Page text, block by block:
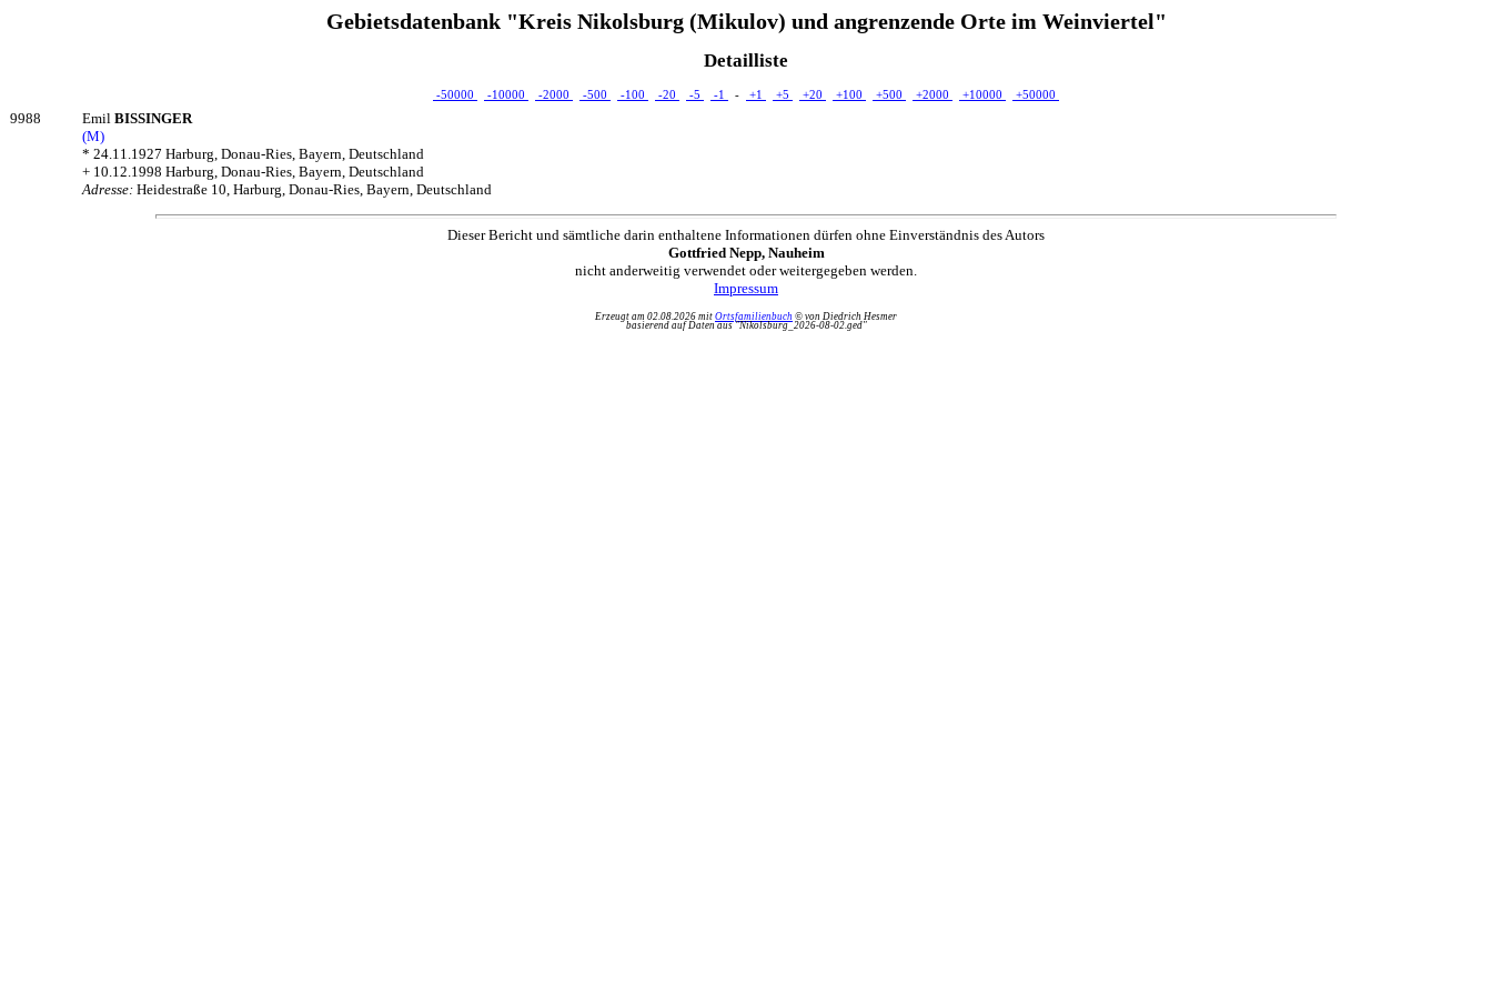
Gebietsdatenbank "Kreis Nikolsburg (Mikulov) und angrenzende Orte im Weinviertel"
Detailliste
-50000 -10000 -2000 -500 -100 -20 -5 -1 - +1 +5 +20 +100 +500 +2000 +10000 +50000
9988 Emil BISSINGER
(M)
* 24.11.1927 Harburg, Donau-Ries, Bayern, Deutschland
+ 10.12.1998 Harburg, Donau-Ries, Bayern, Deutschland
Adresse: Heidestraße 10, Harburg, Donau-Ries, Bayern, Deutschland
Dieser Bericht und sämtliche darin enthaltene Informationen dürfen ohne Einverständnis des Autors
Gottfried Nepp, Nauheim
nicht anderweitig verwendet oder weitergegeben werden.
Impressum
Erzeugt am 02.08.2026 mit Ortsfamilienbuch © von Diedrich Hesmer
basierend auf Daten aus "Nikolsburg_2026-08-02.ged"